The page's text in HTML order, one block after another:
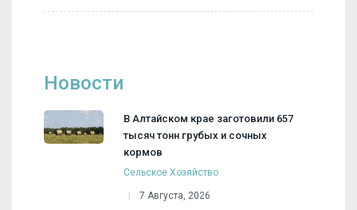
Новости
В Алтайском крае заготовили 657
тысяч тонн грубых и сочных
кормов
Сельское Хозяйство
7 Августа, 2026